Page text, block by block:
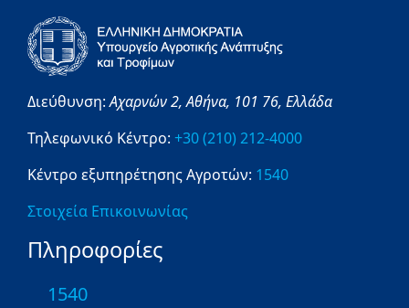
Διεύθυνση:Αχαρνών 2,Αθήνα, 101 76, Ελλάδα
Τηλεφωνικό Κέντρο: +30 (210) 212-4000
Κέντρο εξυπηρέτησης Αγροτών: 1540
Στοιχεία Επικοινωνίας
Πληροφορίες
1540